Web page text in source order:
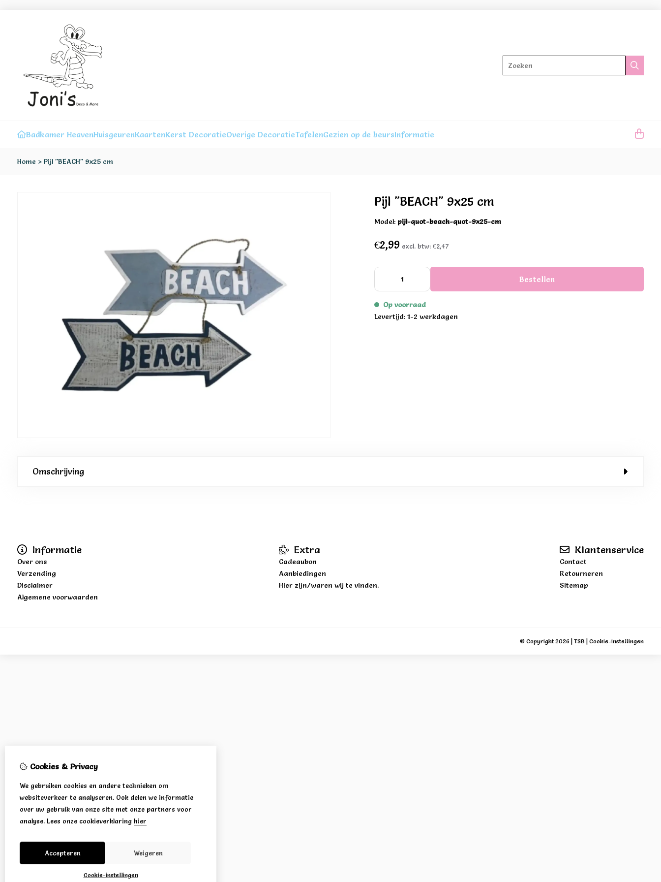
Badkamer HeavenHuisgeurenKaartenKerst DecoratieOverige DecoratieTafelenGezien op de beursInformatie
Home > Pijl "BEACH" 9x25 cm
Pijl "BEACH" 9x25 cm
Model: pijl-quot-beach-quot-9x25-cm
€2,99 excl. btw:€2,47
Bestellen
Op voorraad
Levertijd: 1-2 werkdagen
Omschrijving
Informatie
Over ons
Verzending
Disclaimer
Algemene voorwaarden
Extra
Cadeaubon
Aanbiedingen
Hier zijn/waren wij te vinden.
Klantenservice
Contact
Retourneren
Sitemap
© Copyright 2026 TSB Cookie-instellingen
Cookies & Privacy
We gebruiken cookies en andere technieken om
websiteverkeer te analyseren. Ook delen we informatie
over uw gebruik van onze site met onze partners voor
analyse. Lees onze cookieverklaring hier
Accepteren Weigeren
Cookie-instellingen